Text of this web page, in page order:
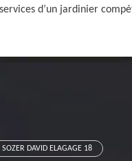
d’un jardinier
SOZER DAVID ELAGAGE 18